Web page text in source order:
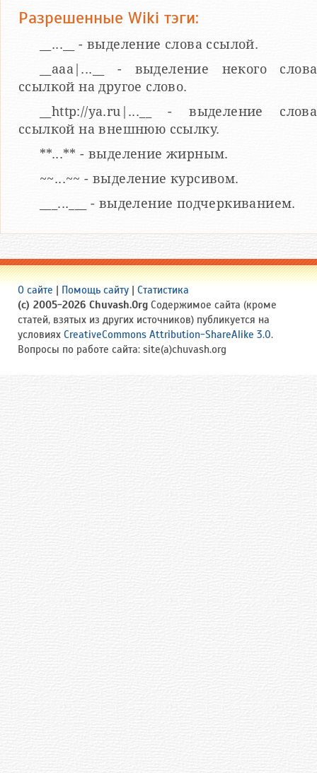
Разрешенные Wiki тэги:
__...__ - выделение слова ссылой.
__aaa|...__ - выделение некого слова
ссылкой на другое слово.
__http://ya.ru|...__ - выделение слова
ссылкой на внешнюю ссылку.
**...** - выделение жирным.
~~...~~ - выделение курсивом.
___...___ - выделение подчеркиванием.
О сайте Помощь сайту
Статистика
(c) 2005-2026 Chuvash.Org Содержимое сайта (кроме
статей, взятых из других источников) публикуется на
условиях CreativeCommons Attribution-ShareAlike 3.0.
Вопросы по работе сайта: site(a)chuvash.org